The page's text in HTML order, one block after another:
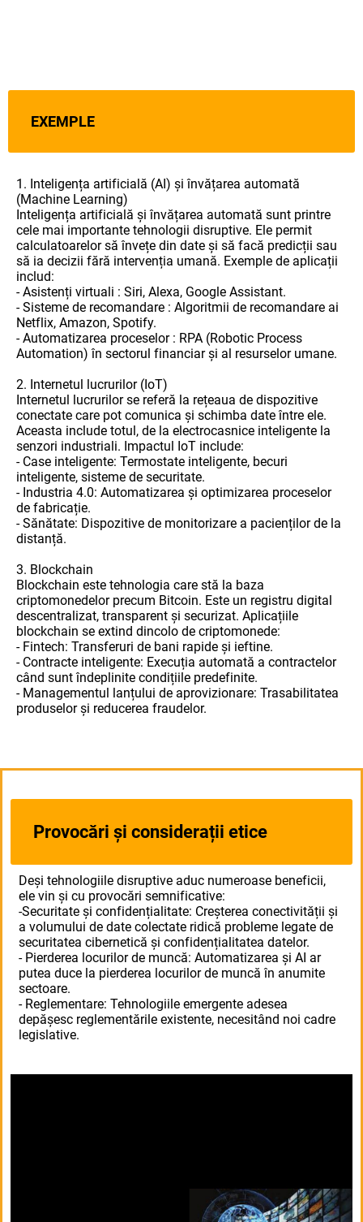
EXEMPLE
1. Inteligența artificială (AI) și învățarea automată
(Machine Learning)
Inteligența artificială și învățarea automată sunt printre
cele mai importante tehnologii disruptive. Ele permit
calculatoarelor să învețe din date și să facă predicții sau
să ia decizii fără intervenția umană. Exemple de aplicații
includ:
- Asistenți virtuali : Siri, Alexa, Google Assistant.
- Sisteme de recomandare : Algoritmii de recomandare ai
Netflix, Amazon, Spotify.
- Automatizarea proceselor : RPA (Robotic Process
Automation) în sectorul financiar și al resurselor umane.
2. Internetul lucrurilor (IoT)
Internetul lucrurilor se referă la rețeaua de dispozitive
conectate care pot comunica și schimba date între ele.
Aceasta include totul, de la electrocasnice inteligente la
senzori industriali. Impactul IoT include:
- Case inteligente: Termostate inteligente, becuri
inteligente, sisteme de securitate.
- Industria 4.0: Automatizarea și optimizarea proceselor
de fabricație.
- Sănătate: Dispozitive de monitorizare a pacienților de la
distanță.
3. Blockchain
Blockchain este tehnologia care stă la baza
criptomonedelor precum Bitcoin. Este un registru digital
descentralizat, transparent și securizat. Aplicațiile
blockchain se extind dincolo de criptomonede:
- Fintech: Transferuri de bani rapide și ieftine.
- Contracte inteligente: Execuția automată a contractelor
când sunt îndeplinite condițiile predefinite.
- Managementul lanțului de aprovizionare: Trasabilitatea
produselor și reducerea fraudelor.
Provocări și considerații etice
Deși tehnologiile disruptive aduc numeroase beneficii,
ele vin și cu provocări semnificative:
-Securitate și confidențialitate: Creșterea conectivității și
a volumului de date colectate ridică probleme legate de
securitatea cibernetică și confidențialitatea datelor.
- Pierderea locurilor de muncă: Automatizarea și AI ar
putea duce la pierderea locurilor de muncă în anumite
sectoare.
- Reglementare: Tehnologiile emergente adesea
depășesc reglementările existente, necesitând noi cadre
legislative.